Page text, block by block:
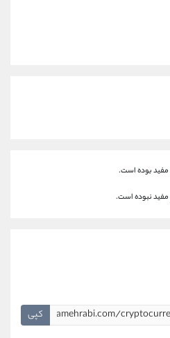
مفید بوده است.
مفید نبوده است.
کپی